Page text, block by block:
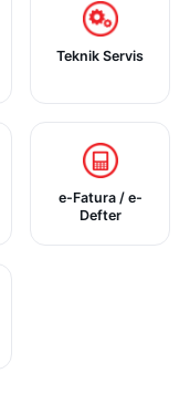
Teknik Servis
e-Fatura / e-
Defter